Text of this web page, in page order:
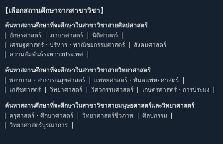
【เลือกสถานศึกษาจากสาขาวิชา】
ค้นหาสถานศึกษาที่จะศึกษาในสาขาวิชาสายศิลปศาสตร์
อักษรศาสตร์
ภาษาศาสตร์
นิติศาสตร์
เศรษฐศาสตร์・บริหาร・พาณิชยกรรมศาสตร์
สังคมศาสตร์
ความสัมพันธ์ระหว่างประเทศ
ค้นหาสถานศึกษาที่จะศึกษาในสาขาวิชาสายวิทยาศาสตร์
พยาบาล・สาธารณสุขศาสตร์
แพทยศาสตร์・ทันตแพทยศาสตร์
เภสัชศาสตร์
วิทยาศาสตร์ วิศวกรรมศาสตร์ เกษตรศาสตร์・การประมง
ค้นหาสถานศึกษาที่จะศึกษาในสาขาวิชาสายมนุษยศาสตร์และวิทยาศาสตร์
ครุศาสตร์・ศึกษาศาสตร์
วิทยาศาสตร์ชีวภาพ
ศิลปกรรม
วิทยาศาสตร์บูรณาการ